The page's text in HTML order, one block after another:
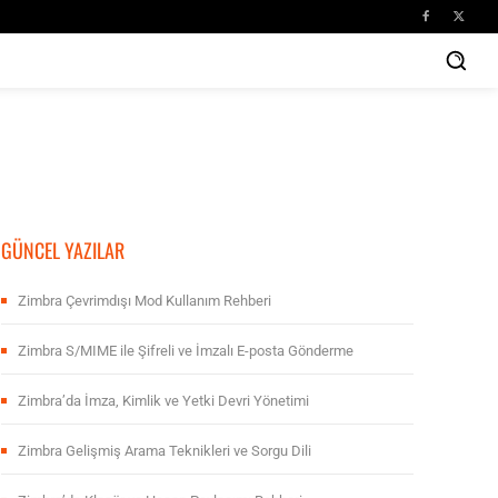
GÜNCEL YAZILAR
Zimbra Çevrimdışı Mod Kullanım Rehberi
Zimbra S/MIME ile Şifreli ve İmzalı E-posta Gönderme
Zimbra’da İmza, Kimlik ve Yetki Devri Yönetimi
Zimbra Gelişmiş Arama Teknikleri ve Sorgu Dili